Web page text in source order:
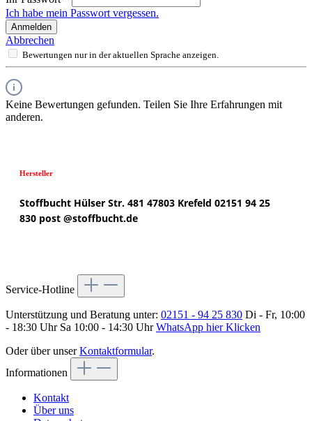
Ich habe mein Passwort vergessen.
Anmelden
Abbrechen
Bewertungen nur in der aktuellen Sprache anzeigen.
Keine Bewertungen gefunden. Teilen Sie Ihre Erfahrungen mit
anderen.
Hersteller
Stoffbucht Hülser Str. 481 47803 Krefeld 02151 94 25
830 post @stoffbucht.de
Service-Hotline
Unterstützung und Beratung unter: 02151 - 94 25 830 Di - Fr, 10:00
- 18:30 Uhr Sa 10:00 - 14:30 UhrWhatsApp hier Klicken
Oder über unserKontaktformular.
Informationen
Kontakt
Über uns